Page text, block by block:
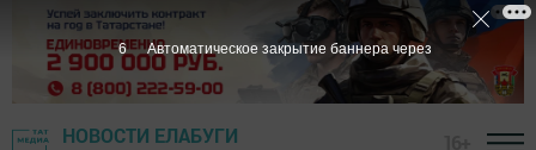
НОВОСТИ ЕЛАБУГИ
6 Автоматическое закрытие баннера через